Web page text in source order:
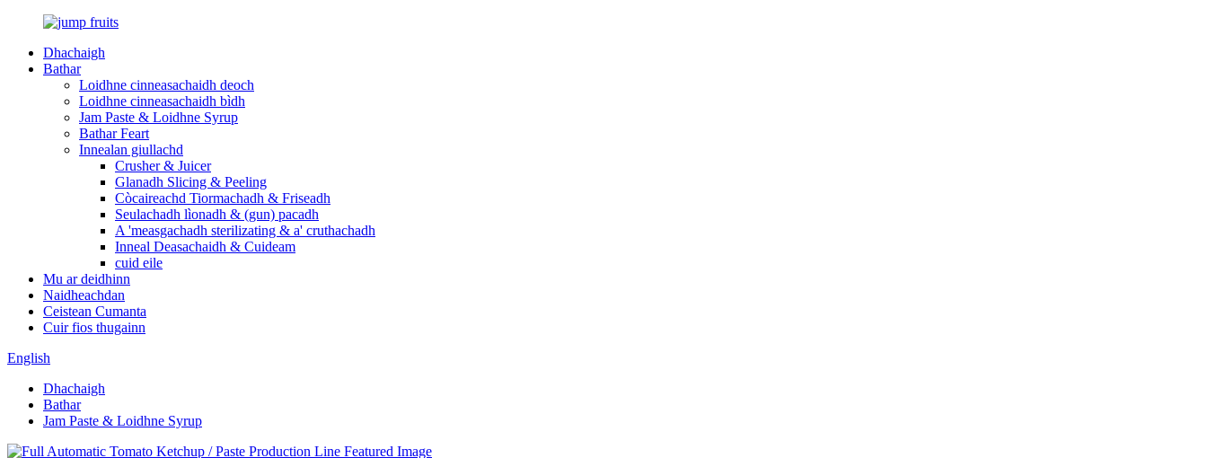
Dhachaigh
Bathar
Loidhne cinneasachaidh deoch
Loidhne cinneasachaidh bìdh
Jam Paste & Loidhne Syrup
Bathar Feart
Innealan giullachd
Crusher & Juicer
Glanadh Slicing & Peeling
Còcaireachd Tiormachadh & Friseadh
Seulachadh lìonadh & (gun) pacadh
A 'measgachadh sterilizating & a' cruthachadh
Inneal Deasachaidh & Cuideam
cuid eile
Mu ar deidhinn
Naidheachdan
Ceistean Cumanta
Cuir fios thugainn
English
Dhachaigh
Bathar
Jam Paste & Loidhne Syrup